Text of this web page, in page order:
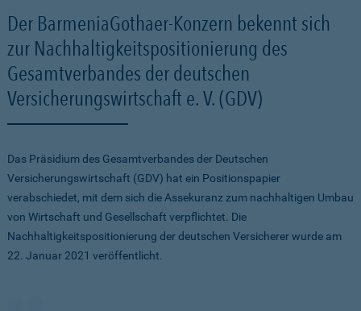
Der BarmeniaGothaer-Konzern bekennt sich
zur Nachhaltigkeitspositionierung des
Gesamtverbandes der deutschen
Versicherungswirtschaft e. V. (GDV)
Das Präsidium des Gesamtverbandes der Deutschen
Versicherungswirtschaft (GDV) hat ein Positionspapier
verabschiedet, mit dem sich die Assekuranz zum nachhaltigen Umbau
von Wirtschaft und Gesellschaft verpflichtet. Die
Nachhaltigkeitspositionierung der deutschen Versicherer wurde am
22. Januar 2021 veröffentlicht.